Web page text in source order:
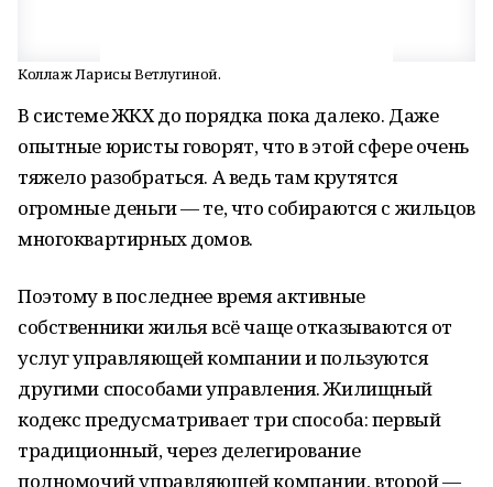
Коллаж Ларисы Ветлугиной.
В системе ЖКХ до порядка пока далеко. Даже
опытные юристы говорят, что в этой сфере очень
тяжело разобраться. А ведь там крутятся
огромные деньги — те, что собираются с жильцов
многоквартирных домов.
Поэтому в последнее время активные
собственники жилья всё чаще отказываются от
услуг управляющей компании и пользуются
другими способами управления. Жилищный
кодекс предусматривает три способа: первый
традиционный, через делегирование
полномочий управляющей компании, второй —